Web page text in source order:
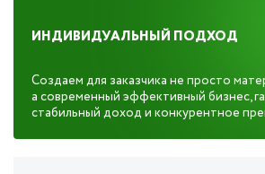
ИНДИВИДУАЛЬНЫЙ ПОДХОД
Создаем для заказчика не просто
а современный эффективный бизнес,
стабильный доход и конкурентное